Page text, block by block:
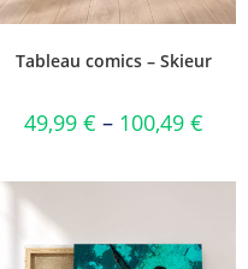
Tableau comics – Skieur
49,99 € – 100,49 €